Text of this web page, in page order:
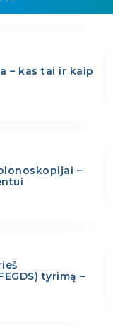
– kas tai ir kaip
–
tyrimą –